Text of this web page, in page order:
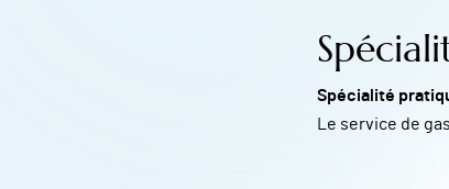
Spécialité
Le service de